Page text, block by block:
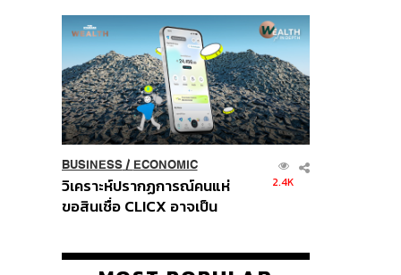
Order
BUSINESS/ ECONOMIC
วิเคราะห์ปรากฏการณ์คนแห่
ขอสินเชื่อ CLICX อาจเป็น
ปัญหาหนี้ครัวเรือนไทยที่ถูกซุก
2.4K